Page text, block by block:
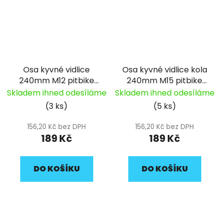
Osa kyvné vidlice
240mm M12 pitbike
YCF (035)
Skladem ihned odesíláme
(3 ks)
156,20 Kč bez DPH
189 Kč
DO KOŠÍKU
Osa kyvné vidlice kola
240mm M15 pitbike
YCF
Skladem ihned odesíláme
(5 ks)
156,20 Kč bez DPH
189 Kč
DO KOŠÍKU